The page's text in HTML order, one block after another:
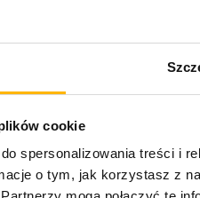
cookie
spersonalizowania treści i
o tym, jak korzystasz z